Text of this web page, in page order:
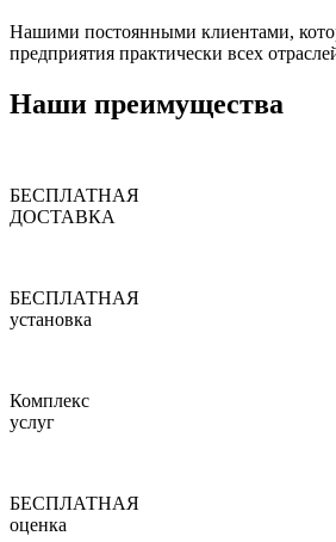
Нашими постоянными клиентами,
предприятия практически всех
Наши преимущества
БЕСПЛАТНАЯ
ДОСТАВКА
БЕСПЛАТНАЯ
установка
Комплекс
услуг
БЕСПЛАТНАЯ
оценка